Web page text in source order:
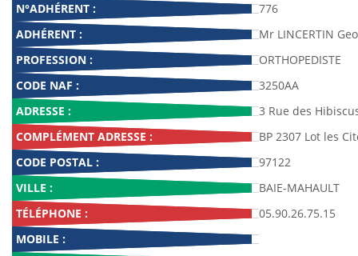
N°ADHÉRENT :
776
ADHÉRENT :
Mr LINCERTIN
PROFESSION :
ORTHOPEDISTE
CODE NAF :
3250AA
ADRESSE :
3 Rue des
COMPLÉMENT ADRESSE :
BP 2307 Lot les
CODE POSTAL :
97122
VILLE :
BAIE-MAHAULT
TÉLÉPHONE :
05.90.26.75.15
MOBILE :